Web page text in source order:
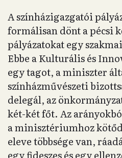
A színházigazgatói
formálisan dönt a pécsi
pályázatokat egy
Ebbe a Kulturális és
egy tagot, a miniszter
színházművészeti
delegál, az
két-két főt. Az
a minisztériumhoz
eleve többsége van,
egy fideszes és egy